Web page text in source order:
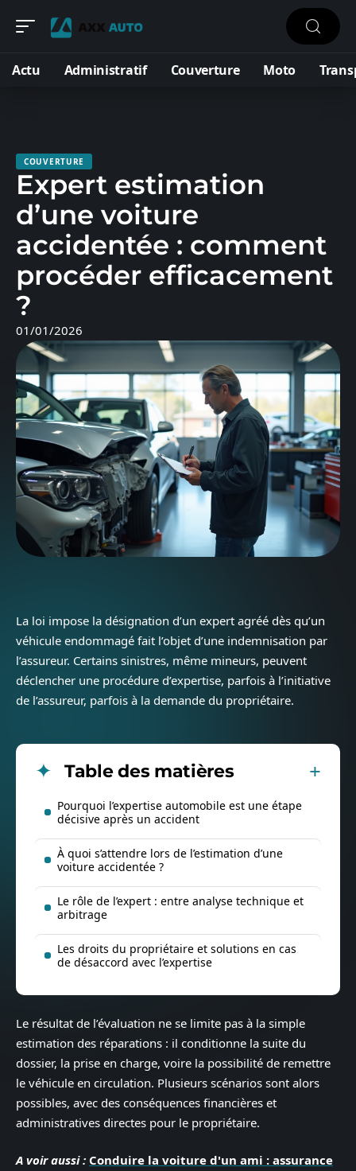
Actu Administratif Couverture Moto
COUVERTURE
Expert estimation
d’une voiture
accidentée : comment
procéder efficacement
?
01/01/2026
La loi impose la désignation d’un expert agréé dès qu’un
véhicule endommagé fait l’objet d’une indemnisation par
l’assureur. Certains sinistres, même mineurs, peuvent
déclencher une procédure d’expertise, parfois à l’initiative
de l’assureur, parfois à la demande du propriétaire.
Table des matières
Pourquoi l’expertise automobile est une étape
décisive après un accident
À quoi s’attendre lors de l’estimation d’une
voiture accidentée ?
Le rôle de l’expert : entre analyse technique et
arbitrage
Les droits du propriétaire et solutions en cas
de désaccord avec l’expertise
Le résultat de l’évaluation ne se limite pas à la simple
estimation des réparations : il conditionne la suite du
dossier, la prise en charge, voire la possibilité de remettre
le véhicule en circulation. Plusieurs scénarios sont alors
possibles, avec des conséquences financières et
administratives directes pour le propriétaire.
A voir aussi : Conduire la voiture d'un ami : assurance